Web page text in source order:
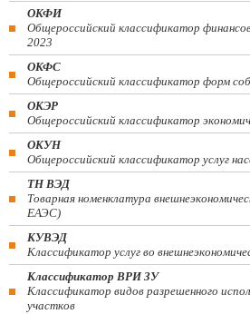
ОКФИ
Общероссийский классификатор
2023
ОКФС
Общероссийский классификатор форм
ОКЭР
Общероссийский классификатор
ОКУН
Общероссийский классификатор услуг
ТН ВЭД
Товарная номенклатура
ЕАЭС)
КУВЭД
Классификатор услуг во
Классификатор ВРИ ЗУ
Классификатор видов разрешенного
участков